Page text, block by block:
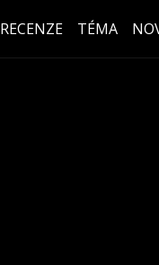
RECENZE TÉMA